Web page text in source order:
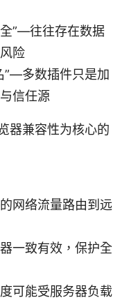
”—往往存在数据
险
”—多数插件只是加
信任源
器兼容性为核心的
网络流量路由到远
一致有效，保护全
可能受服务器负载